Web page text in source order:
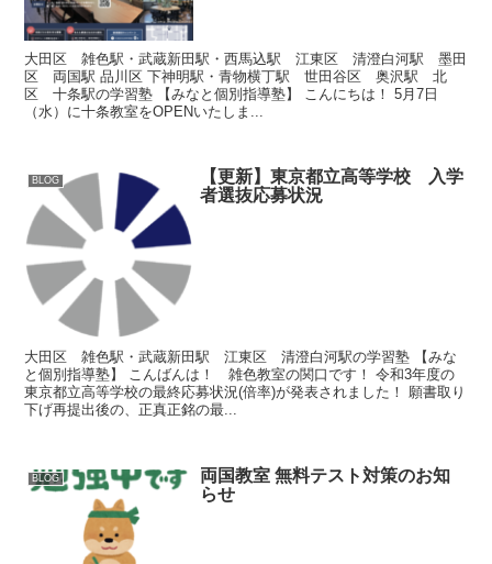
大田区 雑色駅・武蔵新田駅・西馬込駅 江東区 清澄白河駅 墨田
区 両国駅 品川区 下神明駅・青物横丁駅 世田谷区 奥沢駅 北
区 十条駅の学習塾 【みなと個別指導塾】 こんにちは！ 5月7日
（水）に十条教室をOPENいたしま...
BLOG
【更新】東京都立高等学校 入学
者選抜応募状況
大田区 雑色駅・武蔵新田駅 江東区 清澄白河駅の学習塾 【みな
と個別指導塾】 こんばんは！ 雑色教室の関口です！ 令和3年度の
東京都立高等学校の最終応募状況(倍率)が発表されました！ 願書取り
下げ再提出後の、正真正銘の最...
BLOG
両国教室 無料テスト対策のお知
らせ